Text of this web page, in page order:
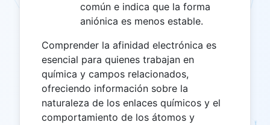
común e indica que la forma
aniónica es menos estable.
Comprender la afinidad electrónica es
esencial para quienes trabajan en
química y campos relacionados,
ofreciendo información sobre la
naturaleza de los enlaces químicos y el
comportamiento de los átomos y